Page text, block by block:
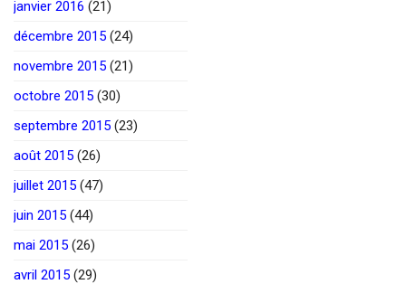
janvier 2016 (21)
décembre 2015 (24)
novembre 2015 (21)
octobre 2015 (30)
septembre 2015 (23)
août 2015 (26)
juillet 2015 (47)
juin 2015 (44)
mai 2015 (26)
avril 2015 (29)